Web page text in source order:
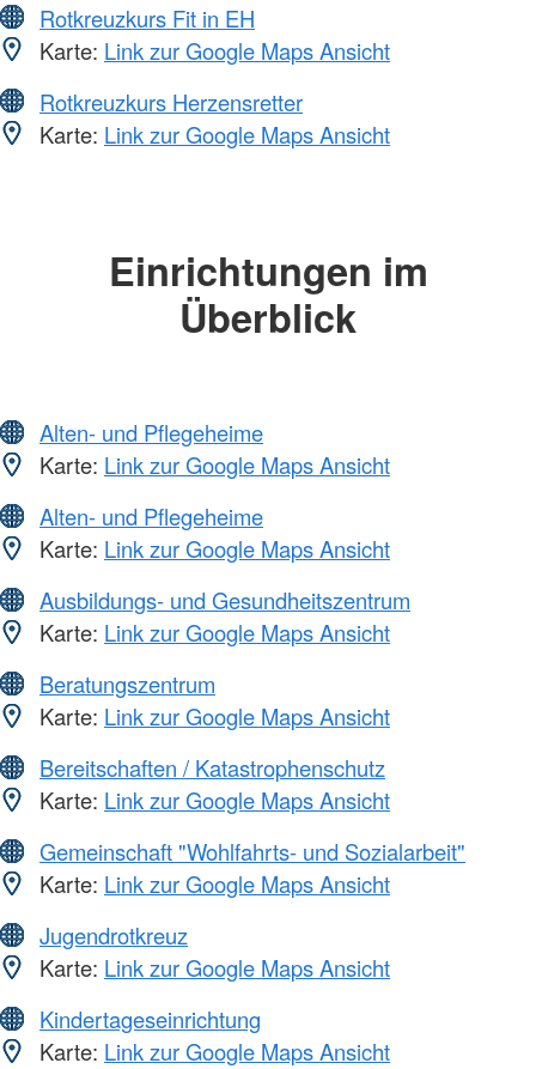
Rotkreuzkurs Fit in EH
Karte: Link zur Google Maps Ansicht
Rotkreuzkurs Herzensretter
Karte: Link zur Google Maps Ansicht
Einrichtungen im
Überblick
Alten- und Pflegeheime
Karte: Link zur Google Maps Ansicht
Alten- und Pflegeheime
Karte: Link zur Google Maps Ansicht
Ausbildungs- und Gesundheitszentrum
Karte: Link zur Google Maps Ansicht
Beratungszentrum
Karte: Link zur Google Maps Ansicht
Bereitschaften / Katastrophenschutz
Karte: Link zur Google Maps Ansicht
Gemeinschaft "Wohlfahrts- und Sozialarbeit"
Karte: Link zur Google Maps Ansicht
Jugendrotkreuz
Karte: Link zur Google Maps Ansicht
Kindertageseinrichtung
Karte: Link zur Google Maps Ansicht